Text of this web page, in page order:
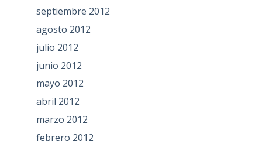
septiembre 2012
agosto 2012
julio 2012
junio 2012
mayo 2012
abril 2012
marzo 2012
febrero 2012